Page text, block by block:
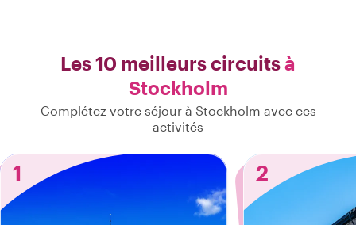
Les 10 meilleurs circuitsà
Stockholm
Complétez votre séjour à Stockholm avec ces
activités
1 2